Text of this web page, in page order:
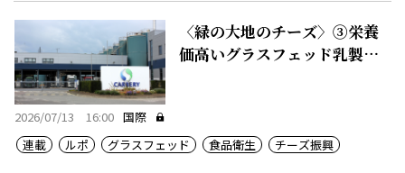
〈緑の大地のチーズ〉③栄養
価高いグラスフェッド乳製
2026/07/13 16:00 国際
連載
ルポ グラスフェッド 食品衛生 チーズ振興